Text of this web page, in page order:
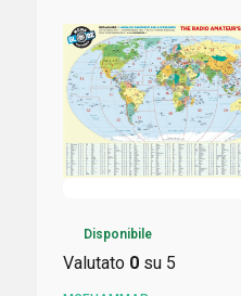
Disponibile
Valutato 0su 5